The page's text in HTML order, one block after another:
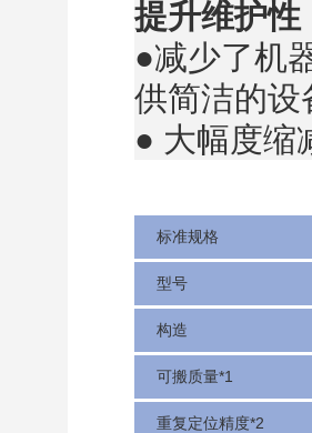
提升维护性
●减少了机
供简洁的设
● 大幅度缩
标准规格
型号
构造
可搬质量*1
重复定位精度*2